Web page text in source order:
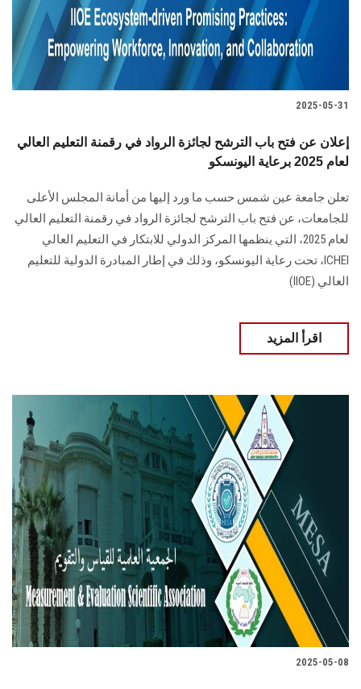
2025-05-31
إعلان عن فتح باب الترشح لجائزة الرواد في رقمنة التعليم العالي
لعام 2025 برعاية اليونسكو
تعلن جامعة عين شمس حسب ما ورد إليها من أمانة المجلس الأعلى
للجامعات، عن فتح باب الترشح لجائزة الرواد في رقمنة التعليم العالي
لعام 2025، التي ينظمها المركز الدولي للابتكار في التعليم العالي
ICHEI، تحت رعاية اليونسكو، وذلك في إطار المبادرة الدولية للتعليم
العالي (IIOE)
اقرأ المزيد
2025-05-08